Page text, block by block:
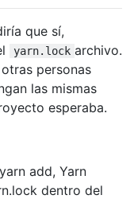
que sí,
yarn.lock archivo.
personas
las mismas
esperaba.
add, Yarn
dentro del